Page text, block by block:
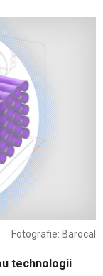
Fotografie: Barocal
technologii